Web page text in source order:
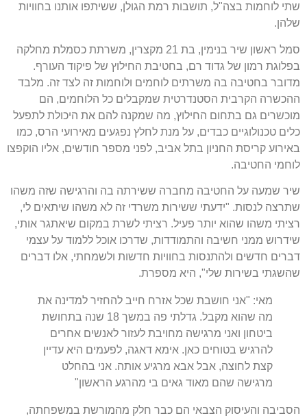
שתי לוחמות בצה"ל, תושבות רמת הגולן, ששיתפו אותנו בחוויות
שלהן.
סמל ראשון שיר בנימין, בת 21 מקצרין, משרתת כסמלת מחלקה
בפלוגת רמון של גדוד רם, בחטיבת החילוץ של פיקוד העורף.
מדובר בחטיבה בה משרתים לוחמים ולוחמות זה לצד זה. מלבד
ההכשרה הקרבית הסטנדרטית שמקבלים כל הלוחמים, הם
מוכשרים גם בתחום החילוץ, מה שמקנה להם את היכולת לתפעל
כלים טכנולוגיים כבדים, על מנת לחלץ נפגעים מאירועי הרס, כמו
באירוע קריסת החניון בתל אביב, לפני מספר חודשים, אליו הוקפצו
לוחמי החטיבה.
שיר שמעה על החטיבה מחברה ששירתה בה והרגישה שזה משהו
שתרצה לנסות. "ידעתי ששירות משרדי זה לא משהו שיתאים לי,
רציתי משהו שהוא יותר פעיל. רציתי לשרת במקום שיאתגר אותי,
שידרוש ממני חשיבה והתמודדות, שדרכו אוכל ללמוד על עצמי
דברים חדשים ולהתנסות בחוויות חדשות ולשמחתי, אלו דברים
שהשגתי בשירות שלי", היא מספרת.
מאי: "אני חושבת שכל אזרח חייב להחזיר למדינה את
מה שהוא מקבל. גדלתי פה במשך 18 שנה בתחושת
ביטחון ואני מרגישה מחויבת לעזור לאנשים אחרים
להרגיש בטוחים כאן. אימא דאגה, לפעמים היא עדיין
קצת לחוצה, אבל אבא מרגיע אותה. אני בהחלט
מרגישה שהם מאוד גאים בי מהרגע הראשון"
הסביבה והעיסוק הצבאי הם כבר חלק מהמורשת במשפחתה,